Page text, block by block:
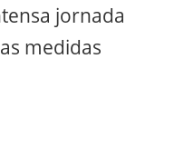
jornada
medidas